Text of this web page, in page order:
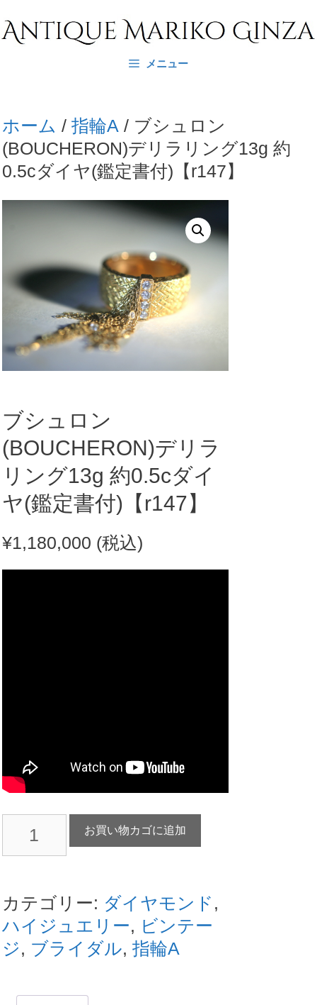
ン
へ
ス
キ
プ
メニュー
ホーム / 指輪A / ブシュロン
(BOUCHERON)デリラリング13g 約
0.5cダイヤ(鑑定書付)【r147】
ブシュロン
(BOUCHERON)デリラ
リング13g 約0.5cダイ
ヤ(鑑定書付)【r147】
¥1,180,000 (税込)
ロ
ン
(BOUCHERON)
デ
お買い物カゴに追加
カテゴリー: ダイヤモンド ,
ハイジュエリー, ビンテー
ジ, ブライダル, 指輪A